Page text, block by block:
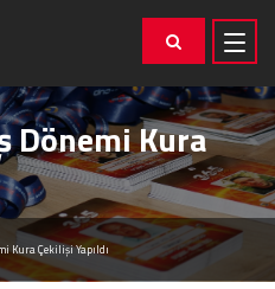
Dönemi Kura
Kura Çekilişi Yapıldı